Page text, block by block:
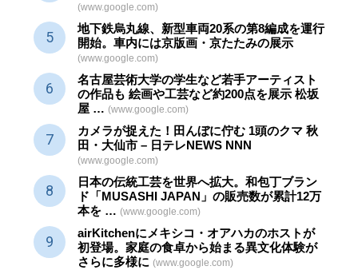
(www.google.com)
地下鉄烏丸線、新型車両20系の第8編成を運行
開始。車内には京版画・京たたみの展示
(www.google.com)
名古屋芸術大学の学生など若手アーティスト
の作品も 絵画や工芸など約200点を展示 松坂
屋 … (www.google.com)
カメラが捉えた！田んぼに佇む 1頭のクマ 秋
田・大仙市 – 日テレNEWS NNN
(www.google.com)
日本の伝統工芸を世界へ拡大。和包丁ブラン
ド「MUSASHI JAPAN」の販売数が累計12万
本を … (www.google.com)
airKitchenにメキシコ・オアハカのホストが
初登場。家庭の食卓から始まる異文化体験が
さらに多様に (www.google.com)